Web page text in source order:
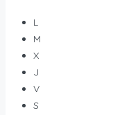
L
M
X
J
V
S